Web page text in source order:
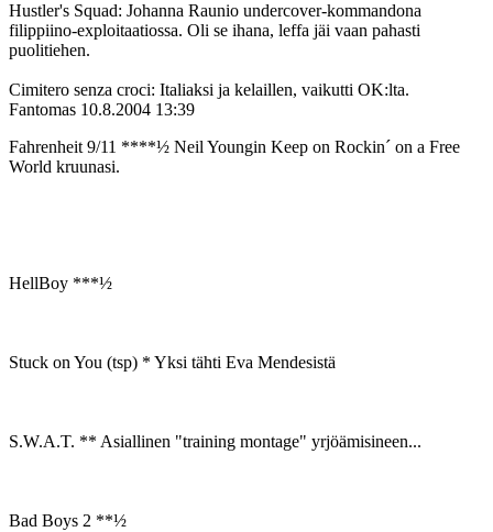
Hustler's Squad: Johanna Raunio undercover-kommandona
filippiino-exploitaatiossa. Oli se ihana, leffa jäi vaan pahasti
puolitiehen.
Cimitero senza croci: Italiaksi ja kelaillen, vaikutti OK:lta.
Fantomas 10.8.2004 13:39
Fahrenheit 9/11 ****½ Neil Youngin Keep on Rockin´ on a Free
World kruunasi.
HellBoy ***½
Stuck on You (tsp) * Yksi tähti Eva Mendesistä
S.W.A.T. ** Asiallinen "training montage" yrjöämisineen...
Bad Boys 2 **½